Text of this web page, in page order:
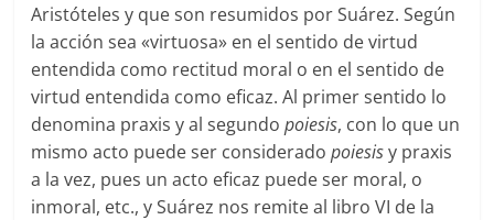
Aristóteles y que son resumidos por Suárez. Según
la acción sea «virtuosa» en el sentido de virtud
entendida como rectitud moral o en el sentido de
virtud entendida como eficaz. Al primer sentido lo
denomina praxis y al segundopoiesis, con lo que un
mismo acto puede ser consideradopoiesisy praxis
a la vez, pues un acto eficaz puede ser moral, o
inmoral, etc., y Suárez nos remite al libro VI de la